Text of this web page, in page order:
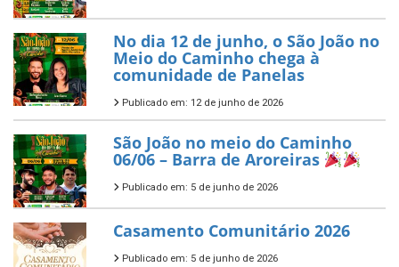
No dia 12 de junho, o São João no
Meio do Caminho chega à
comunidade de Panelas
Publicado em: 12 de junho de 2026
São João no meio do Caminho
06/06 – Barra de Aroreiras
Publicado em: 5 de junho de 2026
Casamento Comunitário 2026
Publicado em: 5 de junho de 2026